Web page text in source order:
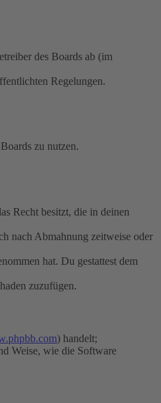
des Boards ab (im
Regelungen.
zu nutzen.
Recht besitzt, die in deinen
nach Abmahnung zeitweise oder
hat. Du gestattest dem
zuzufügen.
) handelt;
Weise, wie die Software